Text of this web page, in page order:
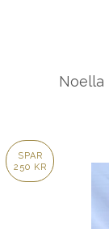
Noella
SPAR
250 KR